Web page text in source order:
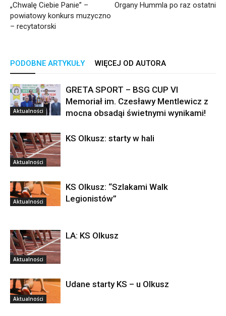
„Chwalę Ciebie Panie” –
powiatowy konkurs muzyczno
– recytatorski
Organy Hummla po raz ostatni
PODOBNE ARTYKUŁY WIĘCEJ OD AUTORA
Aktualności
GRETA SPORT – BSG CUP VI
Memoriał im. Czesławy Mentlewicz z
mocna obsadąi świetnymi wynikami!
Aktualności
KS Olkusz: starty w hali
Aktualności
KS Olkusz: “Szlakami Walk
Legionistów”
Aktualności
LA: KS Olkusz
Aktualności
Udane starty KS – u Olkusz